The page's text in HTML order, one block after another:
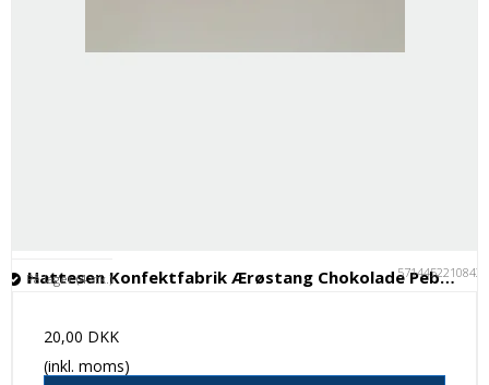
Hattesen Konfektfabrik Ærøstang Chokolade Pebermynte
5714452210843
På lager (4 stk.)
20,00 DKK
(inkl. moms)